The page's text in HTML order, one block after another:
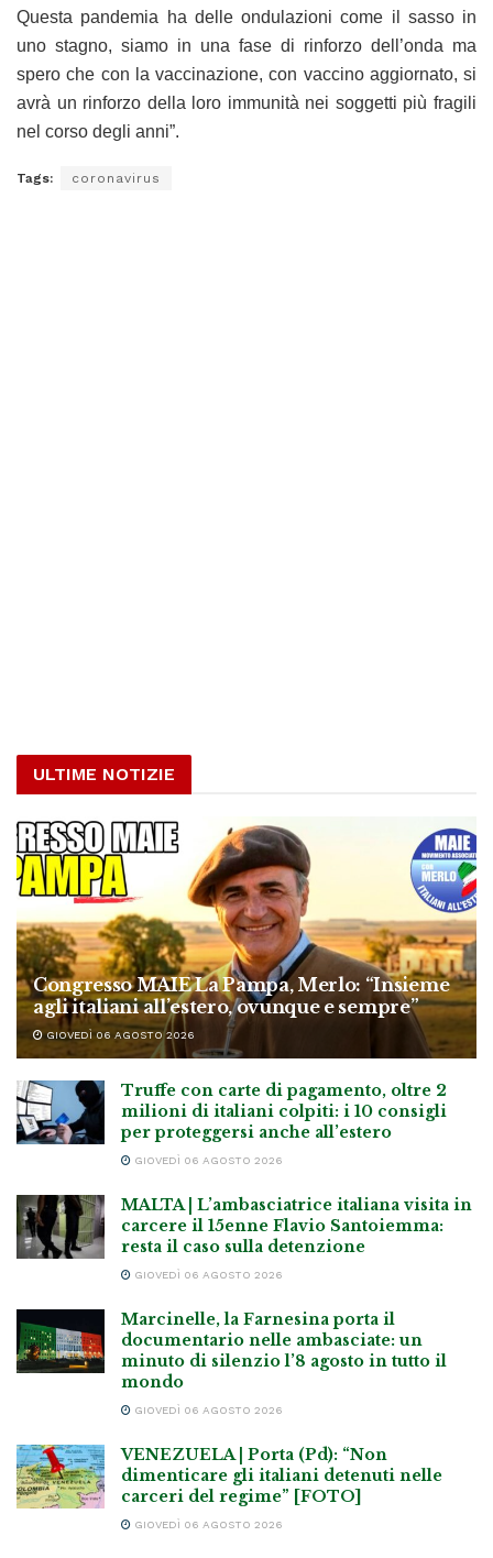
Questa pandemia ha delle ondulazioni come il sasso in
uno stagno, siamo in una fase di rinforzo dell’onda ma
spero che con la vaccinazione, con vaccino aggiornato, si
avrà un rinforzo della loro immunità nei soggetti più fragili
nel corso degli anni”.
Tags: coronavirus
ULTIME NOTIZIE
Congresso MAIE La Pampa, Merlo: “Insieme
agli italiani all’estero, ovunque e sempre”
GIOVEDÌ 06 AGOSTO 2026
Truffe con carte di pagamento, oltre 2
milioni di italiani colpiti: i 10 consigli
per proteggersi anche all’estero
GIOVEDÌ 06 AGOSTO 2026
MALTA | L’ambasciatrice italiana visita in
carcere il 15enne Flavio Santoiemma:
resta il caso sulla detenzione
GIOVEDÌ 06 AGOSTO 2026
Marcinelle, la Farnesina porta il
documentario nelle ambasciate: un
minuto di silenzio l’8 agosto in tutto il
mondo
GIOVEDÌ 06 AGOSTO 2026
VENEZUELA | Porta (Pd): “Non
dimenticare gli italiani detenuti nelle
carceri del regime” [FOTO]
GIOVEDÌ 06 AGOSTO 2026